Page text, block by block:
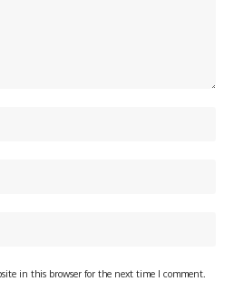
in this browser for the next time I comment.